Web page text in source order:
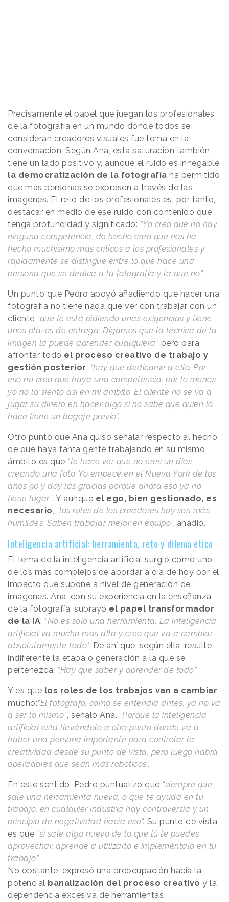
Precisamente el papel que juegan los profesionales
de la fotografía en un mundo donde todos se
consideran creadores visuales fue tema en la
conversación. Según Ana, esta saturación también
tiene un lado positivo y, aunque el ruido es innegable,
la democratización de la fotografía ha permitido
que más personas se expresen a través de las
imágenes. El reto de los profesionales es, por tanto,
destacar en medio de ese ruido con contenido que
tenga profundidad y significado: “Yo creo que no hay
ninguna competencia, de hecho creo que nos ha
hecho muchísimo más críticos a los profesionales y
rápidamente se distingue entre lo que hace una
persona que se dedica a la fotografía y la que no”.
Un punto que Pedro apoyó añadiendo que hacer una
fotografía no tiene nada que ver con trabajar con un
cliente “que te está pidiendo unas exigencias y tiene
unos plazos de entrega. Digamos que la técnica de la
imagen la puede aprender cualquiera” pero para
afrontar todo el proceso creativo de trabajo y
gestión posterior, “hay que dedicarse a ello. Por
eso no creo que haya una competencia, por lo menos
yo no la siento así en mi ámbito. El cliente no se va a
jugar su dinero en hacer algo si no sabe que quien lo
hace tiene un bagaje previo".
Otro punto que Ana quiso señalar respecto al hecho
de que haya tanta gente trabajando en su mismo
ámbito es que “te hace ver que no eres un dios
creando una foto. Yo empecé en el Nueva York de los
años 90 y doy las gracias porque ahora eso ya no
tiene lugar”. Y aunque el ego, bien gestionado, es
necesario, “los roles de los creadores hoy son más
humildes. Saben trabajar mejor en equipo”, añadió.
Inteligencia artificial: herramienta, reto y dilema ético
El tema de la inteligencia artificial surgió como uno
de los más complejos de abordar a día de hoy por el
impacto que supone a nivel de generación de
imágenes. Ana, con su experiencia en la enseñanza
de la fotografía, subrayó el papel transformador
de la IA: “No es solo una herramienta. La inteligencia
artificial va mucho más allá y creo que va a cambiar
absolutamente todo". De ahí que, según ella, resulte
indiferente la etapa o generación a la que se
pertenezca: “Hay que saber y aprender de todo”.
Y es que los roles de los trabajos van a cambiar
mucho:“El fotógrafo, como se entendía antes, ya no va
a ser lo mismo”, señaló Ana. “Porque la inteligencia
artificial está llevándolo a otro punto donde va a
haber una persona importante para controlar la
creatividad desde su punto de vista, pero luego habrá
operadores que sean más robóticos”.
En este sentido, Pedro puntualizó que “siempre que
sale una herramienta nueva, o que te ayuda en tu
trabajo, en cualquier industria hay controversia y un
principio de negatividad hacia eso”. Su punto de vista
es que “si sale algo nuevo de lo que tú te puedes
aprovechar, aprende a utilizarlo e impleméntalo en tu
trabajo”.
No obstante, expresó una preocupación hacia la
potencial banalización del proceso creativo y la
dependencia excesiva de herramientas